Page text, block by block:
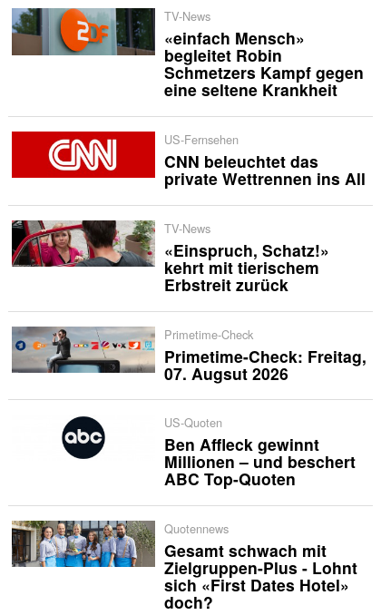
TV-News
«einfach Mensch»
begleitet Robin
Schmetzers Kampf gegen
eine seltene Krankheit
US-Fernsehen
CNN beleuchtet das
private Wettrennen ins All
TV-News
«Einspruch, Schatz!»
kehrt mit tierischem
Erbstreit zurück
Primetime-Check
Primetime-Check: Freitag,
07. Augsut 2026
US-Quoten
Ben Affleck gewinnt
Millionen – und beschert
ABC Top-Quoten
Quotennews
Gesamt schwach mit
Zielgruppen-Plus - Lohnt
sich «First Dates Hotel»
doch?